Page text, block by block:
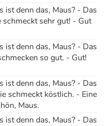
ist denn das, Maus? - Das
schmeckt sehr gut! - Gut
ist denn das, Maus? - Das
so gut. - Gut!
ist denn das, Maus? - Das
schmeckt köstlich. - Eine
Maus.
ist denn das, Maus? - Das